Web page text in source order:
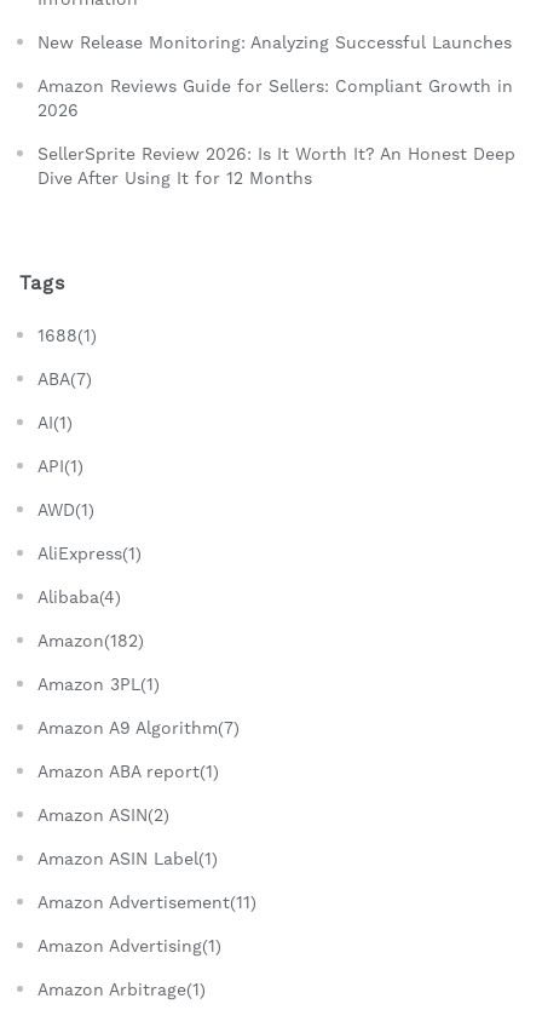
New Release Monitoring: Analyzing Successful Launches
Amazon Reviews Guide for Sellers: Compliant Growth in
2026
SellerSprite Review 2026: Is It Worth It? An Honest Deep
Dive After Using It for 12 Months
Tags
1688(1)
ABA(7)
AI(1)
API(1)
AWD(1)
AliExpress(1)
Alibaba(4)
Amazon(182)
Amazon 3PL(1)
Amazon A9 Algorithm(7)
Amazon ABA report(1)
Amazon ASIN(2)
Amazon ASIN Label(1)
Amazon Advertisement(11)
Amazon Advertising(1)
Amazon Arbitrage(1)